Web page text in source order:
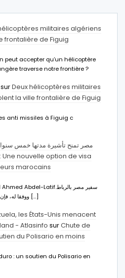
militaires algériens
frontalière de Figuig
peut accepter qu’un hélicoptère
traverse notre frontière ?
surDeux hélicoptères militaires
la ville frontalière de Figuig
anti missiles à Figuig c
مصر تمنح تأشيرة مدتها خمس
Une nouvelle option de visa
marocains
ووفقا له، فإن هذا الإجراء يهدف إلى […]
les États-Unis menacent
- Atlasinfo surChute de
du Polisario en moins
: un soutien du Polisario en